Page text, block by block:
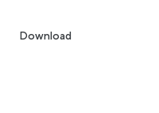
Download